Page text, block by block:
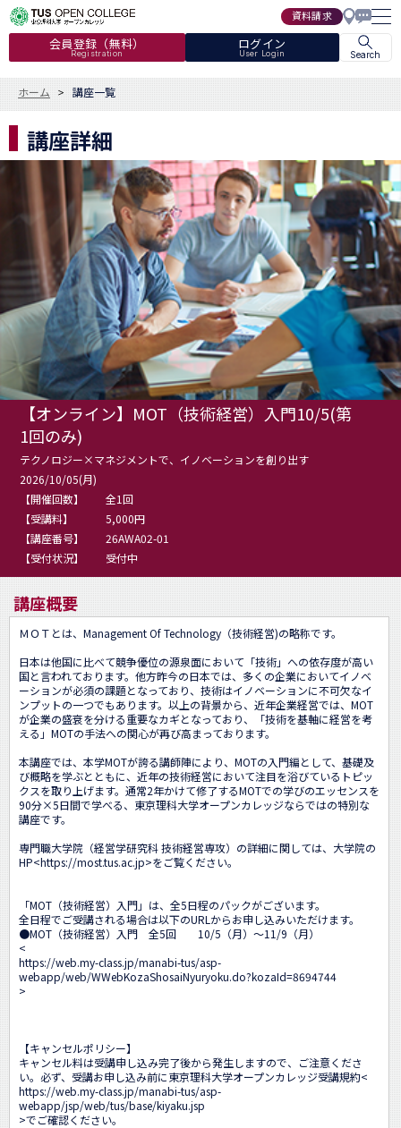
資料請求
会員登録（無料）
Registration
ログイン
User Login Search
ホーム 講座一覧
講座詳細
【オンライン】MOT（技術経営）入門10/5(第
1回のみ)
テクノロジー×マネジメントで、イノベーションを創り出す
2026/10/05(月)
【開催回数】
全1回
【受講料】
5,000円
【講座番号】
26AWA02-01
【受付状況】
受付中
講座概要
ＭＯＴとは、Management Of Technology（技術経営)の略称です。
日本は他国に比べて競争優位の源泉面において「技術」への依存度が高い
国と言われております。他方昨今の日本では、多くの企業においてイノベ
ーションが必須の課題となっており、技術はイノベーションに不可欠なイ
ンプットの一つでもあります。以上の背景から、近年企業経営では、MOT
が企業の盛衰を分ける重要なカギとなっており、「技術を基軸に経営を考
える」MOTの手法への関心が再び高まっております。
本講座では、本学MOTが誇る講師陣により、MOTの入門編として、基礎及
び概略を学ぶとともに、近年の技術経営において注目を浴びているトピッ
クスを取り上げます。通常2年かけて修了するMOTでの学びのエッセンスを
90分×5日間で学べる、東京理科大学オープンカレッジならではの特別な
講座です。
専門職大学院（経営学研究科 技術経営専攻）の詳細に関しては、大学院の
HP<https://most.tus.ac.jp>をご覧ください。
「MOT（技術経営）入門」は、全5日程のパックがございます。
全日程でご受講される場合は以下のURLからお申し込みいただけます。
●MOT（技術経営）入門　全5回　　10/5（月）～11/9（月）
<
https://web.my-class.jp/manabi-tus/asp-
webapp/web/WWebKozaShosaiNyuryoku.do?kozaId=8694744
>
【キャンセルポリシー】
キャンセル料は受講申し込み完了後から発生しますので、ご注意くださ
い。必ず、受講お申し込み前に東京理科大学オープンカレッジ受講規約<
https://web.my-class.jp/manabi-tus/asp-
webapp/jsp/web/tus/base/kiyaku.jsp
>でご確認ください。